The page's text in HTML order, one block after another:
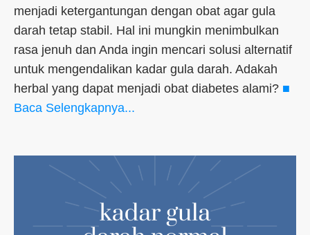
menjadi ketergantungan dengan obat agar gula
darah tetap stabil. Hal ini mungkin menimbulkan
rasa jenuh dan Anda ingin mencari solusi alternatif
untuk mengendalikan kadar gula darah. Adakah
herbal yang dapat menjadi obat diabetes alami? ■
Baca Selengkapnya...